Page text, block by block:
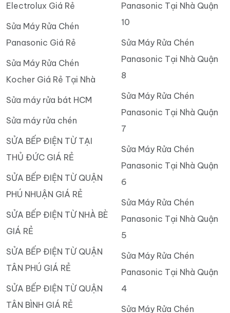
Electrolux Giá Rẻ
Sửa Máy Rửa Chén
Panasonic Giá Rẻ
Sửa Máy Rửa Chén
Kocher Giá Rẻ Tại Nhà
Sửa máy rửa bát HCM
Sửa máy rửa chén
SỬA BẾP ĐIỆN TỪ TẠI
THỦ ĐỨC GIÁ RẺ
SỬA BẾP ĐIỆN TỪ QUẬN
PHÚ NHUẬN GIÁ RẺ
SỬA BẾP ĐIỆN TỪ NHÀ BÈ
GIÁ RẺ
SỬA BẾP ĐIỆN TỪ QUẬN
TÂN PHÚ GIÁ RẺ
SỬA BẾP ĐIỆN TỪ QUẬN
TÂN BÌNH GIÁ RẺ
Panasonic Tại Nhà Quận
10
Sửa Máy Rửa Chén
Panasonic Tại Nhà Quận
8
Sửa Máy Rửa Chén
Panasonic Tại Nhà Quận
7
Sửa Máy Rửa Chén
Panasonic Tại Nhà Quận
6
Sửa Máy Rửa Chén
Panasonic Tại Nhà Quận
5
Sửa Máy Rửa Chén
Panasonic Tại Nhà Quận
4
Sửa Máy Rửa Chén